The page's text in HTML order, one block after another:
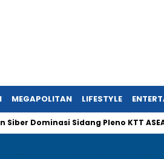
MEGAPOLITAN LIFESTYLE
Sidang Pleno KTT ASEAN ke-